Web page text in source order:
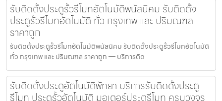
รับติดตั้งประตูรั้วรีโมทอัตโนมัติพนัสนิคม รับติดตั้ง
ประตูรั้วรีโมทอัตโนมัติ ทั่ว กรุงเทพ และ ปริมณฑล
ราคาถูก
รับติดตั้งประตูรั้วรีโมทอัตโนมัติพนัสนิคม รับติดตั้งประตูรั้วรีโมทอัตโนมัติ
ทั่ว กรุงเทพ และ ปริมณฑล ราคาถูก — บริการติด
รับติดตั้งประตูอัตโนมัติพัทยา บริการรับติดตั้งประตู
รีโมท ประตูรั้วอัตโนมัติ มอเตอร์ประตูรีโมท ครบวงจร